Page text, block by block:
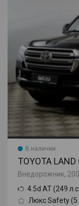
В наличии
TOYOTA LAND
Внедорожник,
4.5d AT (249
Люкс Safety (5